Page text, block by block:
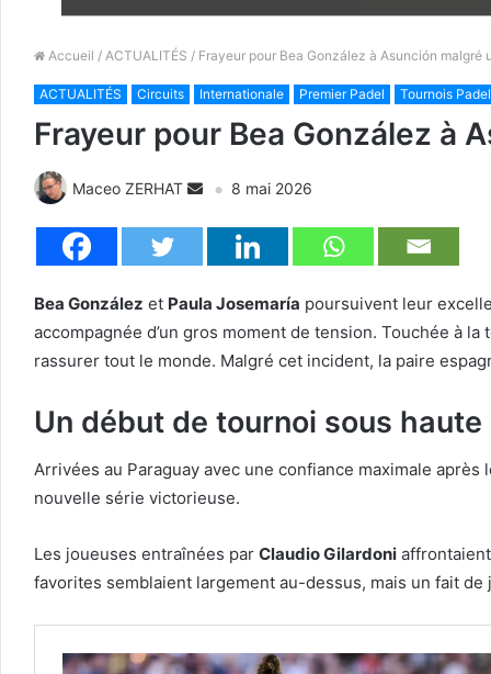
Accueil / ACTUALITÉS / Frayeur pour Bea González à Asunción malgré
ACTUALITÉS Circuits Internationale Premier Padel Tournois Padel
Frayeur pour Bea González à
Maceo ZERHAT 8 mai 2026
Bea González et Paula Josemaría poursuivent leur
accompagnée d’un gros moment de tension. Touchée à
rassurer tout le monde. Malgré cet incident, la paire
Un début de tournoi sous
Arrivées au Paraguay avec une confiance maximale
nouvelle série victorieuse.
Les joueuses entraînées par Claudio Gilardoni
favorites semblaient largement au-dessus, mais un fait de